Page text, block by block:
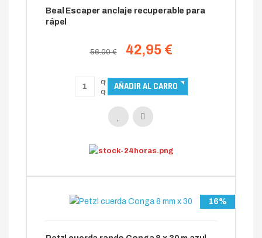
Beal Escaper anclaje recuperable para
rápel
56.00 € 42,95 €
16%